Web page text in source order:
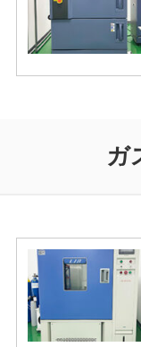
ガ